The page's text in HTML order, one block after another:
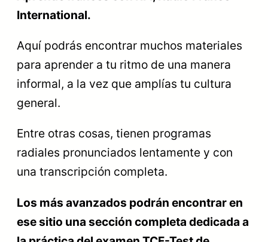
International.
Aquí podrás encontrar muchos materiales
para aprender a tu ritmo de una manera
informal, a la vez que amplías tu cultura
general.
Entre otras cosas, tienen programas
radiales pronunciados lentamente y con
una transcripción completa.
Los más avanzados podrán encontrar en
ese sitio una sección completa dedicada a